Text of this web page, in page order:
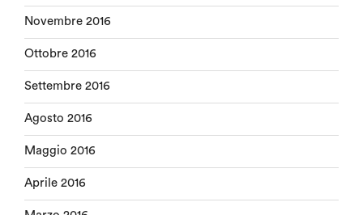
Novembre 2016
Ottobre 2016
Settembre 2016
Agosto 2016
Maggio 2016
Aprile 2016